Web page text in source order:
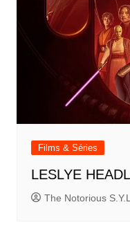
Films & Séries
LESLYE
The Notorious